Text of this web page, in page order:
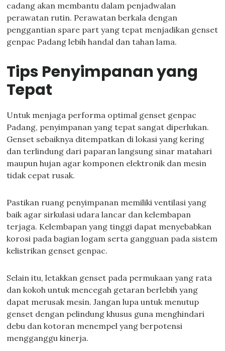
cadang akan membantu dalam penjadwalan
perawatan rutin. Perawatan berkala dengan
penggantian spare part yang tepat menjadikan genset
genpac Padang lebih handal dan tahan lama.
Tips Penyimpanan yang
Tepat
Untuk menjaga performa optimal genset genpac
Padang, penyimpanan yang tepat sangat diperlukan.
Genset sebaiknya ditempatkan di lokasi yang kering
dan terlindung dari paparan langsung sinar matahari
maupun hujan agar komponen elektronik dan mesin
tidak cepat rusak.
Pastikan ruang penyimpanan memiliki ventilasi yang
baik agar sirkulasi udara lancar dan kelembapan
terjaga. Kelembapan yang tinggi dapat menyebabkan
korosi pada bagian logam serta gangguan pada sistem
kelistrikan genset genpac.
Selain itu, letakkan genset pada permukaan yang rata
dan kokoh untuk mencegah getaran berlebih yang
dapat merusak mesin. Jangan lupa untuk menutup
genset dengan pelindung khusus guna menghindari
debu dan kotoran menempel yang berpotensi
mengganggu kinerja.